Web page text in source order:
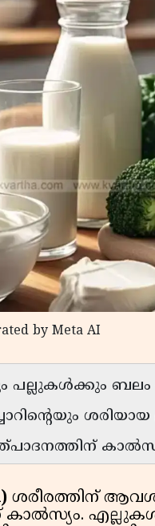
by Meta AI
പല്ലുകൾക്കും
ശരീരത്തിന്